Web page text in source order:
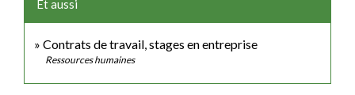
Et aussi
Contrats de travail, stages en entreprise
Ressources humaines